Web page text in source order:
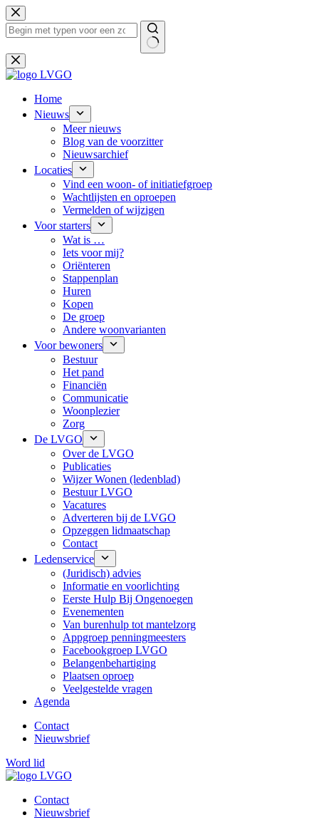
Ga
naar
de
Geen
resultaten
Home
Nieuws
Meer nieuws
Blog van de voorzitter
Nieuwsarchief
Locaties
Vind een woon- of initiatiefgroep
Wachtlijsten en oproepen
Vermelden of wijzigen
Voor starters
Wat is …
Iets voor mij?
Oriënteren
Stappenplan
Huren
Kopen
De groep
Andere woonvarianten
Voor bewoners
Bestuur
Het pand
Financiën
Communicatie
Woonplezier
Zorg
De LVGO
Over de LVGO
Publicaties
Wijzer Wonen (ledenblad)
Bestuur LVGO
Vacatures
Adverteren bij de LVGO
Opzeggen lidmaatschap
Contact
Ledenservice
(Juridisch) advies
Informatie en voorlichting
Eerste Hulp Bij Ongenoegen
Evenementen
Van burenhulp tot mantelzorg
Appgroep penningmeesters
Facebookgroep LVGO
Belangenbehartiging
Plaatsen oproep
Veelgestelde vragen
Agenda
Contact
Nieuwsbrief
Word lid
Contact
Nieuwsbrief